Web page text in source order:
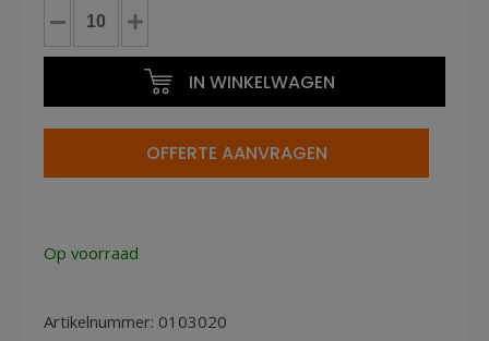
gebruikt
1500kg
IN WINKELWAGEN
OFFERTE AANVRAGEN
Op voorraad
Artikelnummer: 0103020